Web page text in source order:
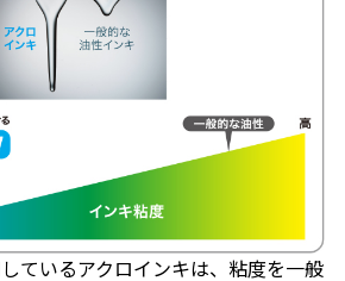
ているアクロインキは、粘度を一般